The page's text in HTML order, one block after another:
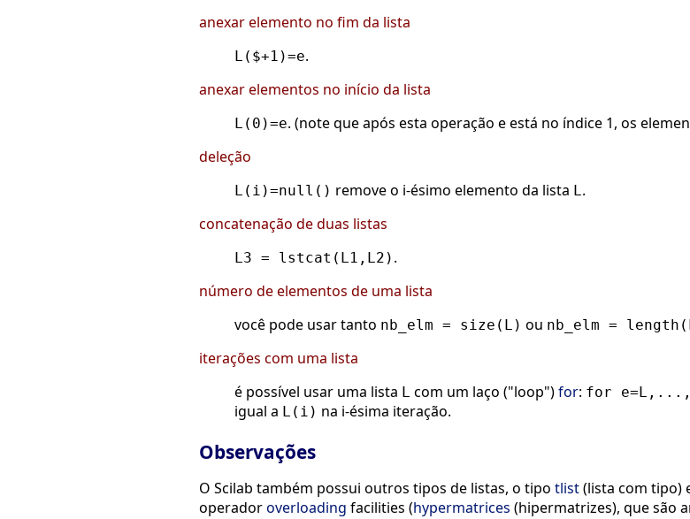
anexar elemento no fim da lista
L($+1)=e.
anexar elementos no início da lista
L(0)=e. (note que após esta operação e está no índice 1, os
deleção
L(i)=null() remove o i-ésimo elemento da lista L.
concatenação de duas listas
L3 = lstcat(L1,L2) .
número de elementos de uma lista
você pode usar tanto nb_elm = size(L) ou nb_elm =
iterações com uma lista
é possível usar uma lista L com um laço ("loop")for: for
igual a L(i) na i-ésima iteração.
Observações
O Scilab também possui outros tipos de listas, o tipo tlist(lista com tipo)
operadoroverloading facilities (hypermatrices (hipermatrizes), que são